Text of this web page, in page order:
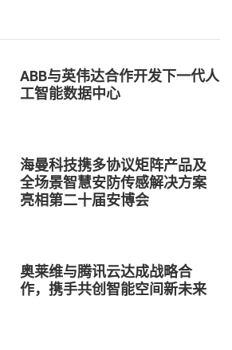
ABB与英伟达合作开发下一代人
工智能数据中心
海曼科技携多协议矩阵产品及
全场景智慧安防传感解决方案
亮相第二十届安博会
奥莱维与腾讯云达成战略合
作，携手共创智能空间新未来